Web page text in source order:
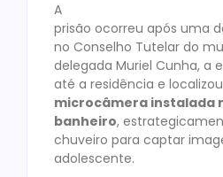
A
prisão ocorreu após uma
no Conselho Tutelar do
delegada Muriel Cunha, a
até a residência e
microcâmera instalada
banheiro,
chuveiro para captar
adolescente.